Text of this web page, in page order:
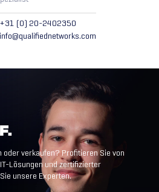
+31 (0) 20-2402350
info@qualifiednetworks.com
oder verkaufen? Profitieren Sie von
Lösungen und zertifizierter
unsere Experten.